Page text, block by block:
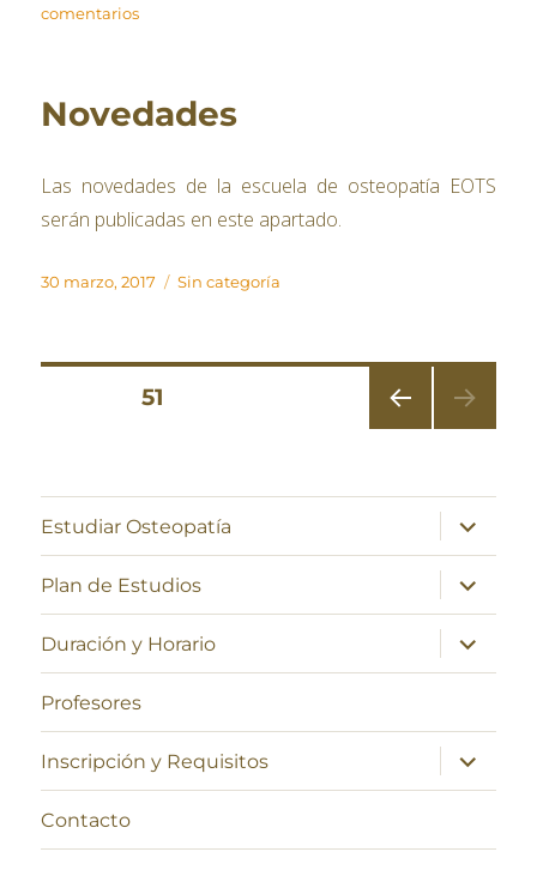
comentariosen
del
palancas
mínimas.
Osteopatía
Novedades
Las novedades de la escuela de osteopatía EOTS
serán publicadas en este apartado.
Publicado
30 marzo, 2017 Categorías
Sin categoría
Navegación
entradas
PÁGINA51
Estudiar Osteopatía
expande
el
menú
inferior
Plan de Estudios
expande
el
menú
inferior
Duración y Horario
expande
el
menú
Profesores
Inscripción y Requisitos
expande
el
menú
Contacto